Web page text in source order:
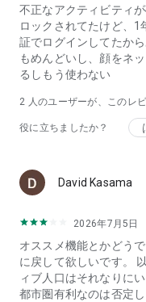
不正なアクティビティ
ロックされてたけど、1
証でログインしてたか
もめんどいし、顔をネ
るしもう使わない
2 人のユーザーが、このレ
役に立ちましたか？
David Kasama
2026年7月5日
オススメ機能とかどう
に戻して欲しいです。
ィブ人口はそれなりに
都市圏有利なのは否定